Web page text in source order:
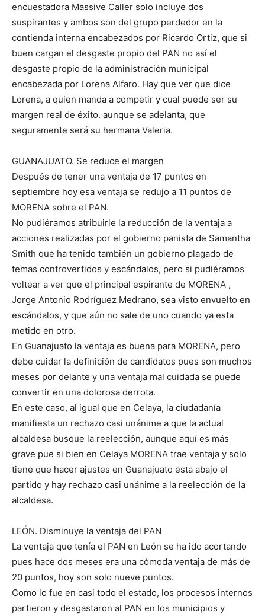
encuestadora Massive Caller solo incluye dos
suspirantes y ambos son del grupo perdedor en la
contienda interna encabezados por Ricardo Ortiz, que si
buen cargan el desgaste propio del PAN no así el
desgaste propio de la administración municipal
encabezada por Lorena Alfaro. Hay que ver que dice
Lorena, a quien manda a competir y cual puede ser su
margen real de éxito. aunque se adelanta, que
seguramente será su hermana Valeria.
GUANAJUATO. Se reduce el margen
Después de tener una ventaja de 17 puntos en
septiembre hoy esa ventaja se redujo a 11 puntos de
MORENA sobre el PAN.
No pudiéramos atribuirle la reducción de la ventaja a
acciones realizadas por el gobierno panista de Samantha
Smith que ha tenido también un gobierno plagado de
temas controvertidos y escándalos, pero si pudiéramos
voltear a ver que el principal espirante de MORENA ,
Jorge Antonio Rodríguez Medrano, sea visto envuelto en
escándalos, y que aún no sale de uno cuando ya esta
metido en otro.
En Guanajuato la ventaja es buena para MORENA, pero
debe cuidar la definición de candidatos pues son muchos
meses por delante y una ventaja mal cuidada se puede
convertir en una dolorosa derrota.
En este caso, al igual que en Celaya, la ciudadanía
manifiesta un rechazo casi unánime a que la actual
alcaldesa busque la reelección, aunque aquí es más
grave pue si bien en Celaya MORENA trae ventaja y solo
tiene que hacer ajustes en Guanajuato esta abajo el
partido y hay rechazo casi unánime a la reelección de la
alcaldesa.
LEÓN. Disminuye la ventaja del PAN
La ventaja que tenía el PAN en León se ha ido acortando
pues hace dos meses era una cómoda ventaja de más de
20 puntos, hoy son solo nueve puntos.
Como lo fue en casi todo el estado, los procesos internos
partieron y desgastaron al PAN en los municipios y